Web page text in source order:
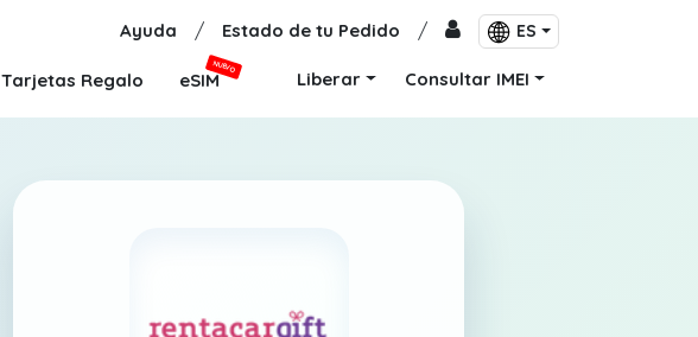
Ayuda / Estado de tu Pedido / ES
Tarjetas Regalo eSIM
NUEVO
Liberar Consultar IMEI